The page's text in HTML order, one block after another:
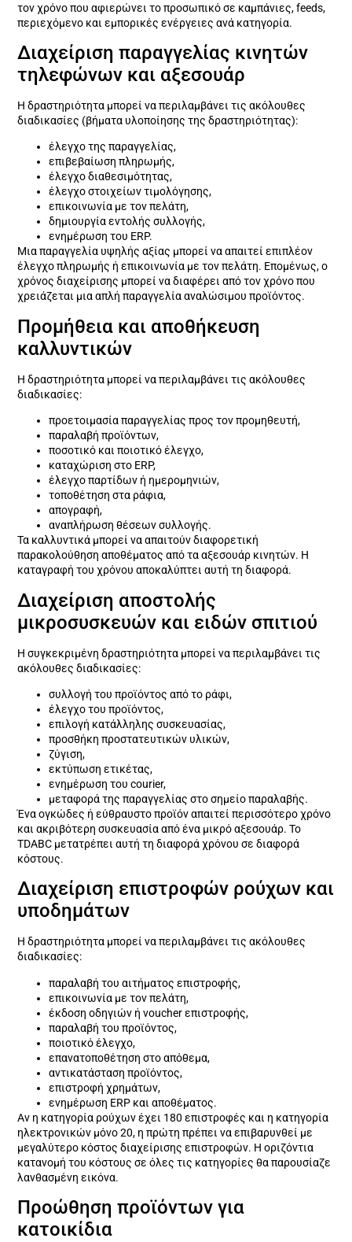
τον χρόνο που αφιερώνει το προσωπικό σε καμπάνιες, feeds,
περιεχόμενο και εμπορικές ενέργειες ανά κατηγορία.
Διαχείριση παραγγελίας κινητών
τηλεφώνων και αξεσουάρ
Η δραστηριότητα μπορεί να περιλαμβάνει τις ακόλουθες
διαδικασίες (βήματα υλοποίησης της δραστηριότητας):
έλεγχο της παραγγελίας,
επιβεβαίωση πληρωμής,
έλεγχο διαθεσιμότητας,
έλεγχο στοιχείων τιμολόγησης,
επικοινωνία με τον πελάτη,
δημιουργία εντολής συλλογής,
ενημέρωση του ERP.
Μια παραγγελία υψηλής αξίας μπορεί να απαιτεί επιπλέον
έλεγχο πληρωμής ή επικοινωνία με τον πελάτη. Επομένως, ο
χρόνος διαχείρισης μπορεί να διαφέρει από τον χρόνο που
χρειάζεται μια απλή παραγγελία αναλώσιμου προϊόντος.
Προμήθεια και αποθήκευση
καλλυντικών
Η δραστηριότητα μπορεί να περιλαμβάνει τις ακόλουθες
διαδικασίες:
προετοιμασία παραγγελίας προς τον προμηθευτή,
παραλαβή προϊόντων,
ποσοτικό και ποιοτικό έλεγχο,
καταχώριση στο ERP,
έλεγχο παρτίδων ή ημερομηνιών,
τοποθέτηση στα ράφια,
απογραφή,
αναπλήρωση θέσεων συλλογής.
Τα καλλυντικά μπορεί να απαιτούν διαφορετική
παρακολούθηση αποθέματος από τα αξεσουάρ κινητών. Η
καταγραφή του χρόνου αποκαλύπτει αυτή τη διαφορά.
Διαχείριση αποστολής
μικροσυσκευών και ειδών σπιτιού
Η συγκεκριμένη δραστηριότητα μπορεί να περιλαμβάνει τις
ακόλουθες διαδικασίες:
συλλογή του προϊόντος από το ράφι,
έλεγχο του προϊόντος,
επιλογή κατάλληλης συσκευασίας,
προσθήκη προστατευτικών υλικών,
ζύγιση,
εκτύπωση ετικέτας,
ενημέρωση του courier,
μεταφορά της παραγγελίας στο σημείο παραλαβής.
Ένα ογκώδες ή εύθραυστο προϊόν απαιτεί περισσότερο χρόνο
και ακριβότερη συσκευασία από ένα μικρό αξεσουάρ. Το
TDABC μετατρέπει αυτή τη διαφορά χρόνου σε διαφορά
κόστους.
Διαχείριση επιστροφών ρούχων και
υποδημάτων
Η δραστηριότητα μπορεί να περιλαμβάνει τις ακόλουθες
διαδικασίες:
παραλαβή του αιτήματος επιστροφής,
επικοινωνία με τον πελάτη,
έκδοση οδηγιών ή voucher επιστροφής,
παραλαβή του προϊόντος,
ποιοτικό έλεγχο,
επανατοποθέτηση στο απόθεμα,
αντικατάσταση προϊόντος,
επιστροφή χρημάτων,
ενημέρωση ERP και αποθέματος.
Αν η κατηγορία ρούχων έχει 180 επιστροφές και η κατηγορία
ηλεκτρονικών μόνο 20, η πρώτη πρέπει να επιβαρυνθεί με
μεγαλύτερο κόστος διαχείρισης επιστροφών. Η οριζόντια
κατανομή του κόστους σε όλες τις κατηγορίες θα παρουσίαζε
λανθασμένη εικόνα.
Προώθηση προϊόντων για
κατοικίδια